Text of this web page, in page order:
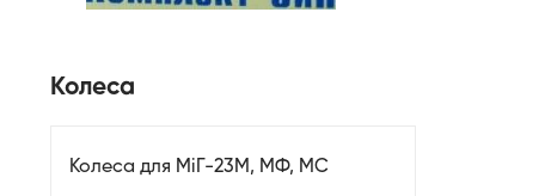
Колеса
Колеса для МіГ-23М, МФ, МС